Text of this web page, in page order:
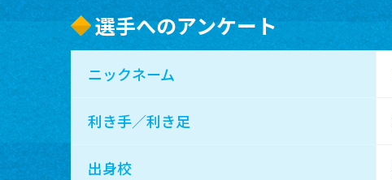
選手へのアンケート
ニックネーム
利き手／利き足
出身校